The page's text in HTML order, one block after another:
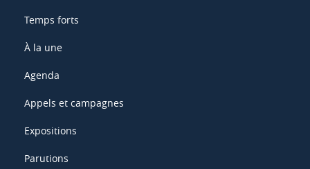
Temps forts
À la une
Agenda
Appels et campagnes
Expositions
Parutions